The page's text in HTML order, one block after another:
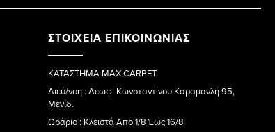
ΣΤΟΙΧΕΙΑ ΕΠΙΚΟΙΝΩΝΙΑΣ
ΚΑΤΑΣΤΗΜΑ MAX CARPET
Διεύ/νση : Λεωφ. Κωνσταντίνου Καραμανλή 95,
Μενίδι
Ωράριο : Κλειστά Απο 1/8 Έως 16/8